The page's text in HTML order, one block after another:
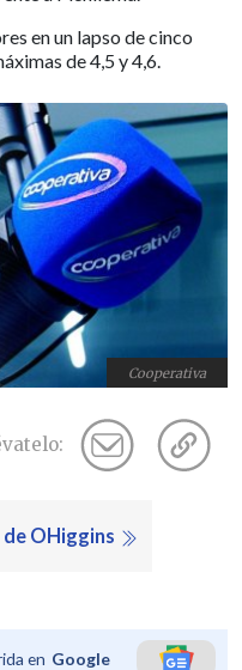
en un lapso de cinco
de 4,5 y 4,6.
Cooperativa
de OHiggins
en Google